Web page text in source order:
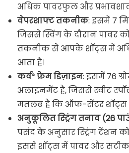
अधिक पावरफुल और
वेपरशाफ्ट तकनीक: इसमें 7
जिससे स्विंग के दौरान पावर
तकनीक से आपके शॉट्स में
आता है।
कर्व² फ्रेम डिज़ाइन: इसमें 76
अलाइनमेंट है, जिससे स्वीट
मतलब है कि ऑफ-सेंटर शॉट्स
अनुकूलित स्ट्रिंग तनाव (26
पसंद के अनुसार स्ट्रिंग टेंशन
इससे शॉट्स में पावर और